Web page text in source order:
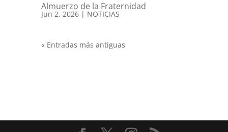
Almuerzo de la Fraternidad
Jun 2, 2026| NOTICIAS
« Entradas más antiguas